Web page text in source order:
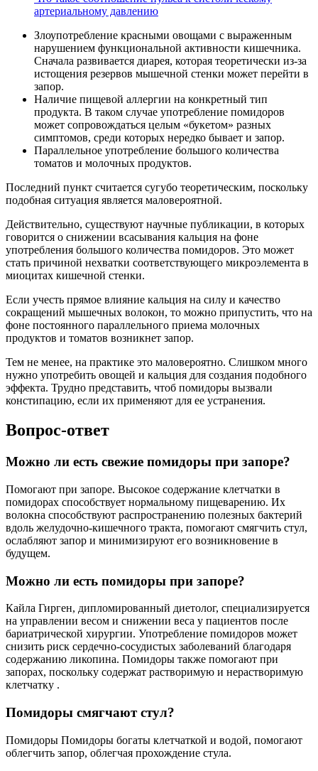
артериальному давлению
Злоупотребление красными овощами с выраженным
нарушением функциональной активности кишечника.
Сначала развивается диарея, которая теоретически из-за
истощения резервов мышечной стенки может перейти в
запор.
Наличие пищевой аллергии на конкретный тип
продукта. В таком случае употребление помидоров
может сопровождаться целым «букетом» разных
симптомов, среди которых нередко бывает и запор.
Параллельное употребление большого количества
томатов и молочных продуктов.
Последний пункт считается сугубо теоретическим, поскольку
подобная ситуация является маловероятной.
Действительно, существуют научные публикации, в которых
говорится о снижении всасывания кальция на фоне
употребления большого количества помидоров. Это может
стать причиной нехватки соответствующего микроэлемента в
миоцитах кишечной стенки.
Если учесть прямое влияние кальция на силу и качество
сокращений мышечных волокон, то можно припустить, что на
фоне постоянного параллельного приема молочных
продуктов и томатов возникнет запор.
Тем не менее, на практике это маловероятно. Слишком много
нужно употребить овощей и кальция для создания подобного
эффекта. Трудно представить, чтоб помидоры вызвали
констипацию, если их применяют для ее устранения.
Вопрос-ответ
Можно ли есть свежие помидоры при запоре?
Помогают при запоре. Высокое содержание клетчатки в
помидорах способствует нормальному пищеварению. Их
волокна способствуют распространению полезных бактерий
вдоль желудочно-кишечного тракта, помогают смягчить стул,
ослабляют запор и минимизируют его возникновение в
будущем.
Можно ли есть помидоры при запоре?
Кайла Гирген, дипломированный диетолог, специализируется
на управлении весом и снижении веса у пациентов после
бариатрической хирургии. Употребление помидоров может
снизить риск сердечно-сосудистых заболеваний благодаря
содержанию ликопина. Помидоры также помогают при
запорах, поскольку содержат растворимую и нерастворимую
клетчатку .
Помидоры смягчают стул?
Помидоры Помидоры богаты клетчаткой и водой, помогают
облегчить запор, облегчая прохождение стула.